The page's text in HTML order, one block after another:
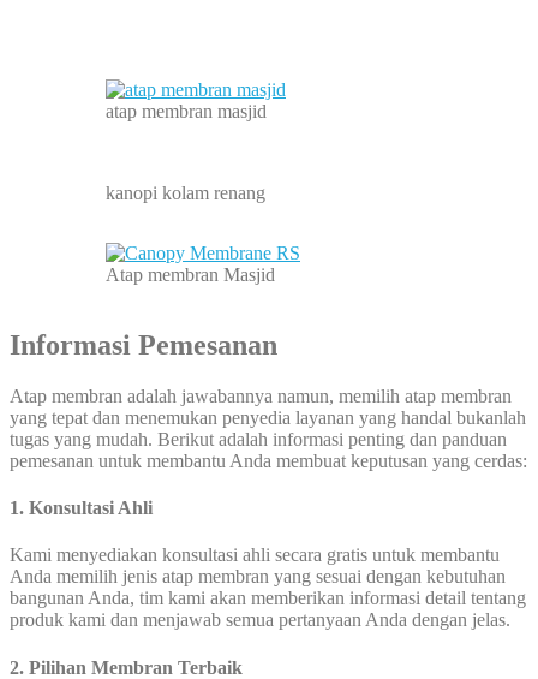
atap membran masjid
kanopi kolam renang
Atap membran Masjid
Informasi Pemesanan
Atap membran adalah jawabannya namun, memilih atap membran
yang tepat dan menemukan penyedia layanan yang handal bukanlah
tugas yang mudah. Berikut adalah informasi penting dan panduan
pemesanan untuk membantu Anda membuat keputusan yang cerdas:
1. Konsultasi Ahli
Kami menyediakan konsultasi ahli secara gratis untuk membantu
Anda memilih jenis atap membran yang sesuai dengan kebutuhan
bangunan Anda, tim kami akan memberikan informasi detail tentang
produk kami dan menjawab semua pertanyaan Anda dengan jelas.
2. Pilihan Membran Terbaik